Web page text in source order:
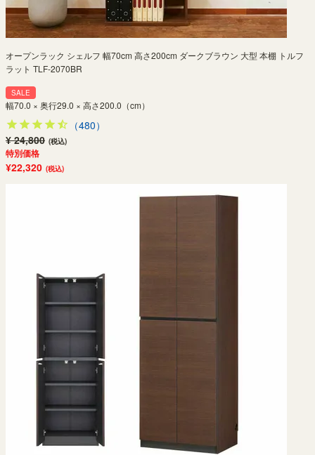
オープンラック シェルフ 幅70cm 高さ200cm ダークブラウン 大型 本棚 トルフ
ラット TLF-2070BR
SALE
幅70.0 × 奥行29.0 × 高さ200.0（cm）
（480）
¥ 24,800 (税込)
特別価格
¥22,320 (税込)